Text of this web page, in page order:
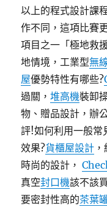
以上的程式設計課
作不同，這項比賽
項目之一「極地救
地情境，工業型無
屋優勢特性有哪些?
過關，堆高機裝卸
物、贈品設計，辦
評!如何利用一般常
效果?貨櫃屋設計
時尚的設計，
真空封口機該不該
要密封性高的茶葉